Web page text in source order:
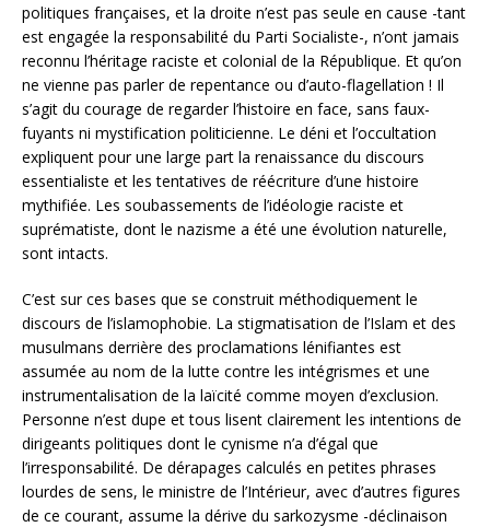
politiques françaises, et la droite n’est pas seule en cause -tant
est engagée la responsabilité du Parti Socialiste-, n’ont jamais
reconnu l’héritage raciste et colonial de la République. Et qu’on
ne vienne pas parler de repentance ou d’auto-flagellation ! Il
s’agit du courage de regarder l’histoire en face, sans faux-
fuyants ni mystification politicienne. Le déni et l’occultation
expliquent pour une large part la renaissance du discours
essentialiste et les tentatives de réécriture d’une histoire
mythifiée. Les soubassements de l’idéologie raciste et
suprématiste, dont le nazisme a été une évolution naturelle,
sont intacts.
C’est sur ces bases que se construit méthodiquement le
discours de l’islamophobie. La stigmatisation de l’Islam et des
musulmans derrière des proclamations lénifiantes est
assumée au nom de la lutte contre les intégrismes et une
instrumentalisation de la laïcité comme moyen d’exclusion.
Personne n’est dupe et tous lisent clairement les intentions de
dirigeants politiques dont le cynisme n’a d’égal que
l’irresponsabilité. De dérapages calculés en petites phrases
lourdes de sens, le ministre de l’Intérieur, avec d’autres figures
de ce courant, assume la dérive du sarkozysme -déclinaison